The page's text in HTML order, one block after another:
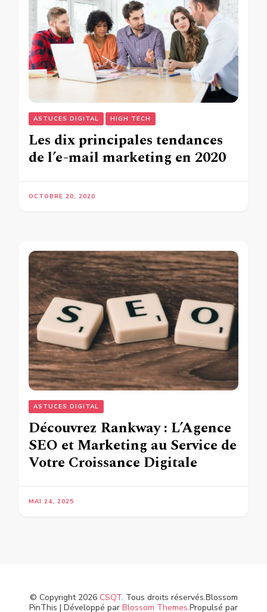
ASTUCES DIGITAL HIGH TECH
Les dix principales tendances
de l’e-mail marketing en 2020
OCTOBRE 20, 2020
ASTUCES DIGITAL
Découvrez Rankway : L’Agence
SEO et Marketing au Service de
Votre Croissance Digitale
MAI 24, 2025
© Copyright 2026 CSQT. Tous droits réservés.Blossom
PinThis | Développé par Blossom Themes.Propulsé par